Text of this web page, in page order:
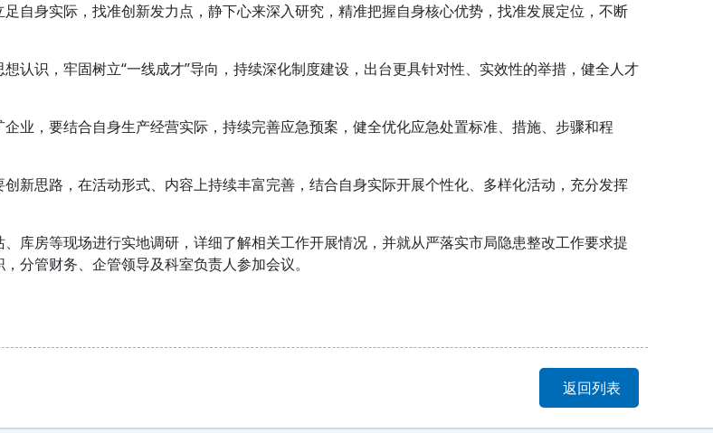
自身实际，找准创新发力点，静下心来深入研究，精准把握自身核心优势，找准发展定位，不断
认识，牢固树立“一线成才”导向，持续深化制度建设，出台更具针对性、实效性的举措，健全人才
业，要结合自身生产经营实际，持续完善应急预案，健全优化应急处置标准、措施、步骤和程
新思路，在活动形式、内容上持续丰富完善，结合自身实际开展个性化、多样化活动，充分发挥
库房等现场进行实地调研，详细了解相关工作开展情况，并就从严落实市局隐患整改工作要求提
分管财务、企管领导及科室负责人参加会议。
返回列表